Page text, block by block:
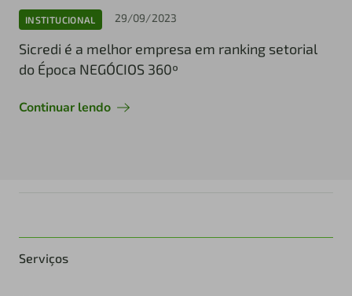
INSTITUCIONAL 29/09/2023
Sicredi é a melhor empresa em ranking setorial
do Época NEGÓCIOS 360º
Continuar lendo
Serviços